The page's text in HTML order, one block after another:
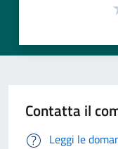
Contatta il
Leggi le